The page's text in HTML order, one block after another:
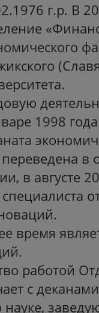
г.р. В
1998
в
в августе
время
работой
с
науке,